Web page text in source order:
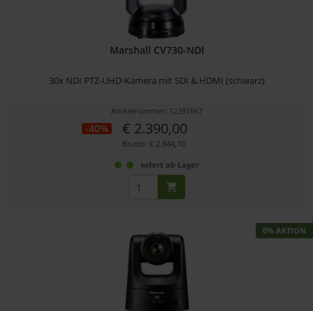
Marshall CV730-NDI
30x NDI PTZ-UHD-Kamera mit SDI & HDMI (schwarz)
Artikelnummer: 12291667
-40% € 2.390,00
Brutto: € 2.844,10
sofort ab Lager
0% AKTION